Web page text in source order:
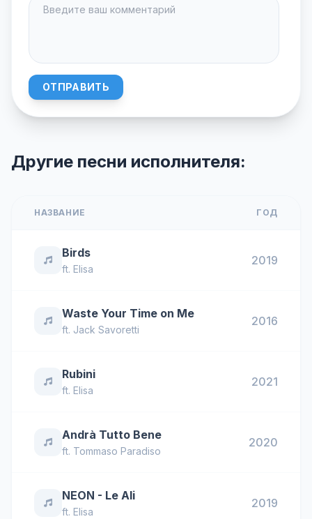
ОТПРАВИТЬ
Другие песни исполнителя:
НАЗВАНИЕ ГОД
Birds
ft. Elisa
2019
Waste Your Time on Me
ft. Jack Savoretti
2016
Rubini
ft. Elisa
2021
Andrà Tutto Bene
ft. Tommaso Paradiso
2020
NEON - Le Ali
ft. Elisa
2019